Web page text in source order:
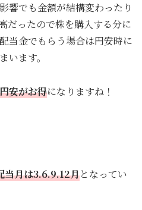
響でも金額が結構変わったり
だったので株を購入する分に
当金でもらう場合は円安時に
います。
安がお得になりますね！
当月は3.6.9.12月となってい